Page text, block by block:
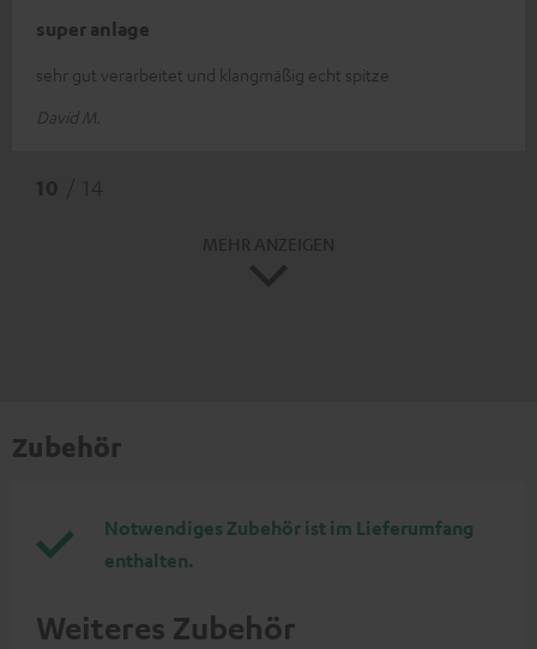
super anlage
sehr gut verarbeitet und klangmäßig echt spitze
David M.
Zubehör
Notwendiges Zubehör ist im Lieferumfang
enthalten.
Weiteres Zubehör